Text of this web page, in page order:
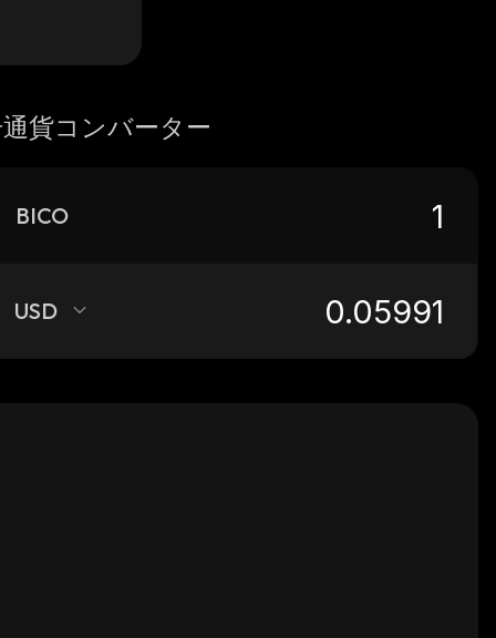
貨コンバーター
BICO
USD